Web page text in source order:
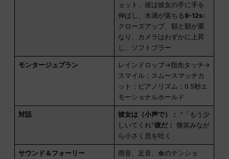
ョット、彼は彼女の手に手を
伸ばし、水滴が落ちる 8-12s:
クローズアップ、額と額が重
なり、カメラはわずかに上昇
し、ソフトブラー
モンタージュプラン
レインドロップ→指先タッチ→
スマイル；スムースマッチカ
ット；ピアノリズム；0.5秒エ
モーショナルホールド
対話 彼女は（小声で）：
“「もう少
しいてくれ”彼だ： 微笑みなが
ら小さく息を吐く
サウンド＆フォーリー
雨音、足音、傘のテンショ